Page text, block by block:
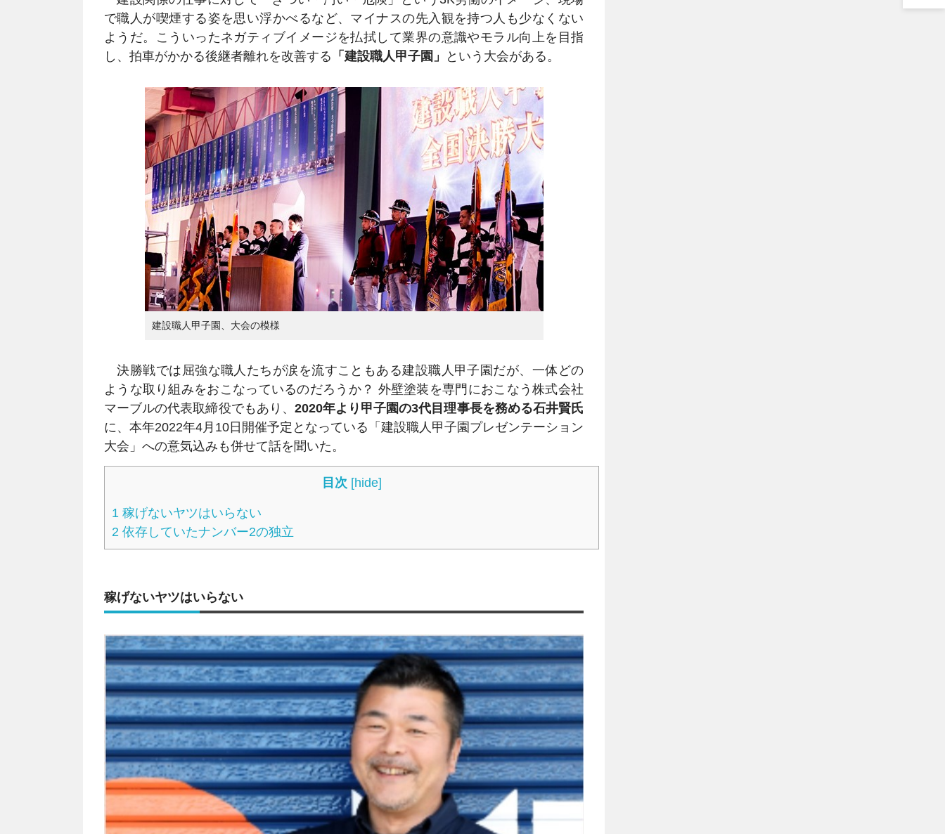
で職人が喫煙する姿を思い浮かべるなど、マイナスの先入観を持つ人も少なくない
ようだ。こういったネガティブイメージを払拭して業界の意識やモラル向上を目指
し、拍車がかかる後継者離れを改善する 「建設職人甲子園」 という大会がある。
建設職人甲子園、大会の模様
決勝戦では屈強な職人たちが涙を流すこともある建設職人甲子園だが、一体どの
ような取り組みをおこなっているのだろうか？ 外壁塗装を専門におこなう株式会社
マーブルの代表取締役でもあり、 2020年より甲子園の3代目理事長を務める石井賢氏
に、本年2022年4月10日開催予定となっている「建設職人甲子園プレゼンテーション
大会」への意気込みも併せて話を聞いた。
目次 [hide]
1 稼げないヤツはいらない
2 依存していたナンバー2の独立
稼げないヤツはいらない